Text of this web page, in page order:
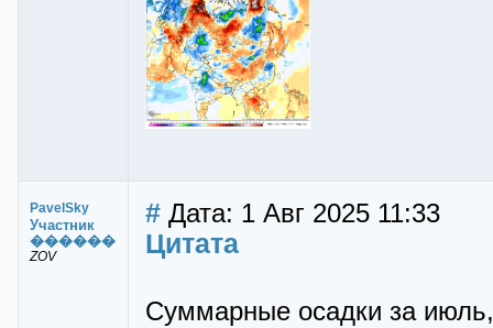
PavelSky
Участник
������
ZOV
# Дата: 1 Авг 2025 11:33
Цитата
Суммарные осадки за июль,